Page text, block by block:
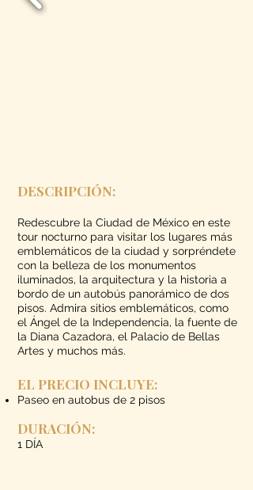
DESCRIPCIÓN:
Redescubre la Ciudad de México en este
tour nocturno para visitar los lugares más
emblemáticos de la ciudad y sorpréndete
con la belleza de los monumentos
iluminados, la arquitectura y la historia a
bordo de un autobús panorámico de dos
pisos. Admira sitios emblemáticos, como
el Ángel de la Independencia, la fuente de
la Diana Cazadora, el Palacio de Bellas
Artes y muchos más.
EL PRECIO INCLUYE:
Paseo en autobus de 2 pisos
DURACIÓN:
1 DÍA